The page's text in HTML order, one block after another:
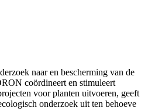
naar en bescherming van de
coördineert en stimuleert
voor planten uitvoeren, geeft
onderzoek uit ten behoeve